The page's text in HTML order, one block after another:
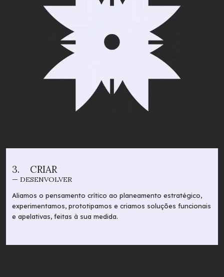
3. CRIAR
— DESENVOLVER
Aliamos o pensamento crítico ao planeamento estratégico,
experimentamos, prototipamos e criamos soluções funcionais
e apelativas, feitas à sua medida.